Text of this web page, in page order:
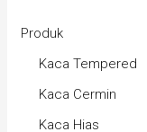
Produk
Kaca Tempered
Kaca Cermin
Kaca Hias